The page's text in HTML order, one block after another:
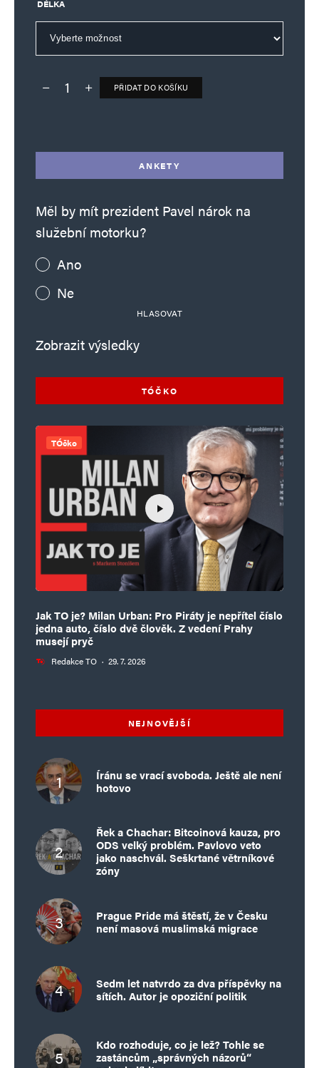
DÉLKA
Deník TO – verze bez reklam množství
PŘIDAT DO KOŠÍKU
ANKETY
Měl by mít prezident Pavel nárok na
služební motorku?
Ano
Ne
HLASOVAT
Zobrazit výsledky
TÓČKO
TÓčko
Jak TO je? Milan Urban: Pro Piráty je nepřítel číslo
jedna auto, číslo dvě člověk. Z vedení Prahy
musejí pryč
Redakce TO · 29. 7. 2026
NEJNOVĚJŠÍ
Íránu se vrací svoboda. Ještě ale není
hotovo
Řek a Chachar: Bitcoinová kauza, pro
ODS velký problém. Pavlovo veto
jako naschvál. Seškrtané větrníkové
zóny
Prague Pride má štěstí, že v Česku
není masová muslimská migrace
Sedm let natvrdo za dva příspěvky na
sítích. Autor je opoziční politik
Kdo rozhoduje, co je lež? Tohle se
zastáncům „správných názorů“